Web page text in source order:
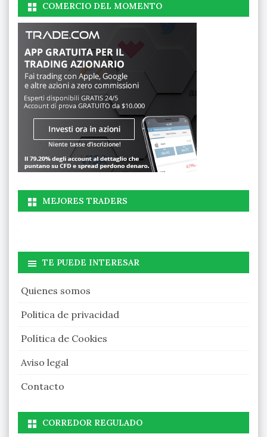
COMERCIO DEL MOMENTO
MEJORES TRADERS
TE PUEDE INTERESAR
Quienes somos
Politica de privacidad
Política de Cookies
Aviso legal
Contacto
CORREDOR REGULADO